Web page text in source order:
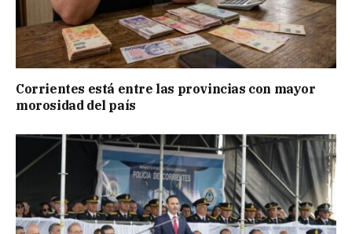
Corrientes está entre las provincias con mayor
morosidad del país